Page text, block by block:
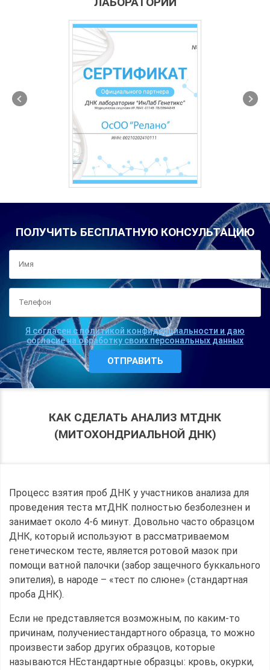
ПОЛУЧИТЬ БЕСПЛАТНУЮ КОНСУЛЬТАЦИЮ
Я согласен с политикой конфиденциальности и даю
согласие на обработку своих персональных данных
КАК СДЕЛАТЬ АНАЛИЗ МТДНК
(МИТОХОНДРИАЛЬНОЙ ДНК)
Процесс взятия проб ДНК у участников анализа для
проведения теста мтДНК полностью безболезнен и
занимает около 4-6 минут. Довольно часто образцом
ДНК, который используют в рассматриваемом
генетическом тесте, является ротовой мазок при
помощи ватной палочки (забор защечного буккального
эпителия), в народе – «тест по слюне» (стандартная
проба ДНК).
Если не представляется возможным, по каким-то
причинам, получениестандартного образца, то можно
произвести забор других образцов, которые
называются НЕстандартные образцы: кровь, окурки,